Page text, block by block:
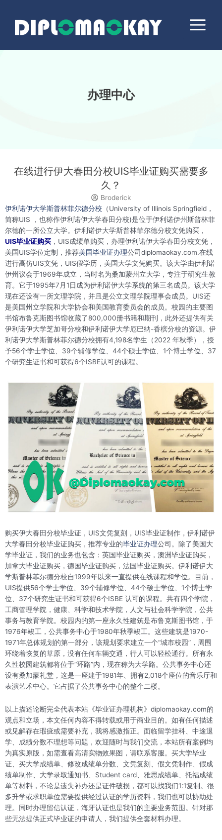
Menu
办理中心
在线进行伊大春田分校UIS毕业证购买需要多
久？
Broderick
伊利诺伊大学斯普林菲尔德分校 （University of Illinois Springfield，
简称UIS ，也称作伊利诺伊大学春田分校)是位于伊利诺伊州斯普林菲
尔德的一所公立大学。伊利诺伊大学斯普林菲尔德分校文凭购买，
UIS毕业证购买 ，UIS成绩单购买，办理伊利诺伊大学春田分校文凭，
美国UIS学位定制，推荐美国毕业证办理公司diplomaokay.com.在线
进行高仿UIS文凭，UIS假学历，美国大学文凭购买。该大学由伊利诺
伊州议会于1969年成立，当时名为桑加蒙州立大学，专注于研究生教
育。它于1995年7月1日成为伊利诺伊大学系统的第三名成员。该大学
现在还设有一所文理学院，并且是公立文理学院理事会成员。UIS还
是美国州立学院和大学协会和美国教育委员会的成员。校园的主要图
书馆布鲁克斯图书馆收藏了800,000册书籍和期刊，此外还提供有关
伊利诺伊大学芝加哥分校和伊利诺伊大学厄巴纳-香槟分校的资源。伊
利诺伊大学斯普林菲尔德分校拥有4,198名学生（2022 年秋季），授
予56个学士学位、39个辅修学位、44个硕士学位、1个博士学位、37
个研究生证书和可获得6个ISBE认可的课程。
购买伊大春田分校毕业证，UIS文凭复刻，UIS毕业证制作，伊利诺伊
大学春田分校毕业证购买，推荐专业的毕业证办理公司。除了美国大
学毕业证，我们的业务也包含：英国毕业证购买，澳洲毕业证购买，
加拿大毕业证购买，德国毕业证购买，法国毕业证购买。伊利诺伊大
学斯普林菲尔德分校自1999年以来一直提供在线课程和学位。目前，
UIS提供56个学士学位、39个辅修学位、44个硕士学位、1个博士学
位、37个研究生证书和可获得6个ISBE 认可的课程。共有四个学院，
工商管理学院，健康、科学和技术学院，人文与社会科学学院，公共
事务与教育学院。校园内的第一座永久性建筑是布鲁克斯图书馆，于
1976年竣工，公共事务中心于1980年秋季竣工。这些建筑是1970-
1971年总体规划的第一部分，该规划要求建立一个“城市校园”，周围
环绕着恢复的草原，没有任何车辆交通，行人可以轻松通行。所有永
久性校园建筑都将位于“环路”内，现在称为大学路。公共事务中心还
设有桑加蒙礼堂，这是一座建于1981年、拥有2,018个座位的音乐厅和
表演艺术中心。它占据了公共事务中心的整个二楼。
以上描述论断完全代表本站《毕业证办理机构》diplomaokay.com的
观点和立场，本文任何内容不得转载或用于商业目的。如有任何描述
或见解存在瑕疵或需要补充，我将感激指正。面临留学挂科、中途退
学、成绩分数不理想等问题，欢迎随时与我们交流，本站所有案例均
为真实原版，如需查看高清实物效果图，请联系客服。买大学毕业
证、买大学成绩单、修改成绩单分数、文凭复刻、假文凭制作、假成
绩单制作、大学录取通知书、Student card、雅思成绩单、托福成绩
单等材料，不论是遗失补办还是证件破损，都可以找我们1:1复制。很
多升学或求职单位需要提供经过认证的学历资料，我们也可以协助处
理。同时办理留信认证，海牙认证也是我们的主要业务范围。针对那
些无法提供正式毕业证的申请人，我们提供全套材料办理。